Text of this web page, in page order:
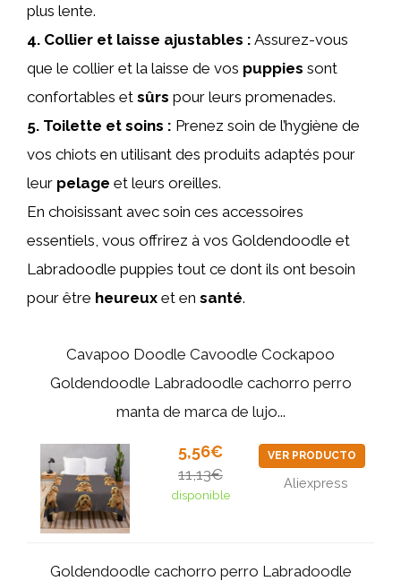
plus lente.
4. Collier et laisse ajustables : Assurez-vous
que le collier et la laisse de vos puppies sont
confortables et sûrs pour leurs promenades.
5. Toilette et soins : Prenez soin de l’hygiène de
vos chiots en utilisant des produits adaptés pour
leur pelage et leurs oreilles.
En choisissant avec soin ces accessoires
essentiels, vous offrirez à vos Goldendoodle et
Labradoodle puppies tout ce dont ils ont besoin
pour être heureux et en santé.
Cavapoo Doodle Cavoodle Cockapoo
Goldendoodle Labradoodle cachorro perro
manta de marca de lujo...
5,56€
11,13€
disponible
VER PRODUCTO
Aliexpress
Goldendoodle cachorro perro Labradoodle